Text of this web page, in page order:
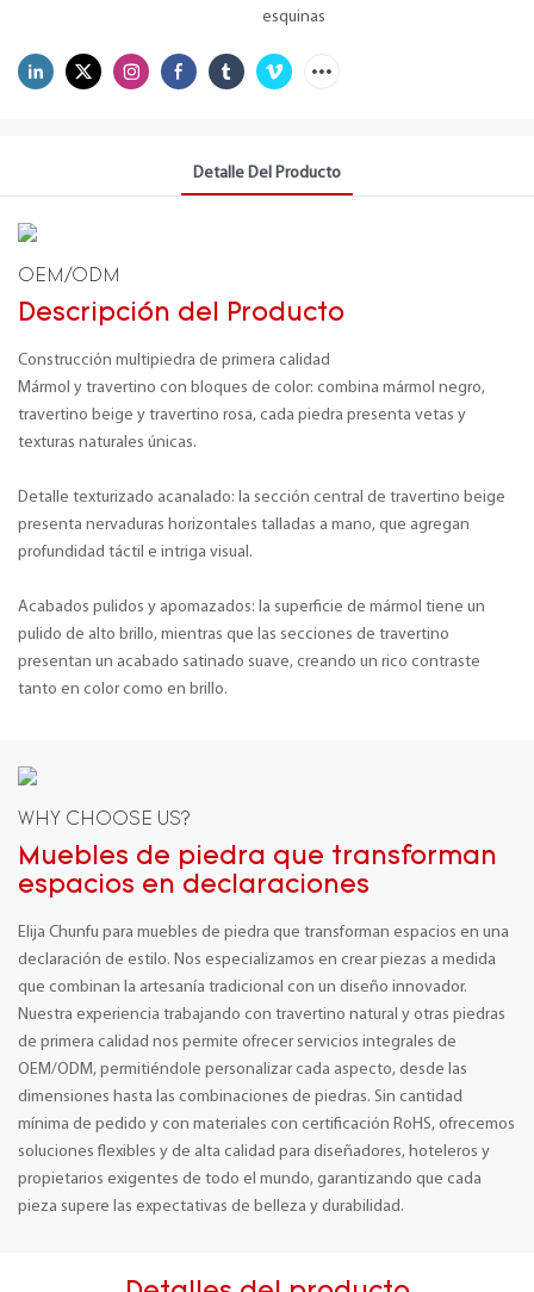
esquinas
Detalle Del Producto
OEM/ODM
Descripción del Producto
Construcción multipiedra de primera calidad
Mármol y travertino con bloques de color: combina mármol negro,
travertino beige y travertino rosa, cada piedra presenta vetas y
texturas naturales únicas.
Detalle texturizado acanalado: la sección central de travertino beige
presenta nervaduras horizontales talladas a mano, que agregan
profundidad táctil e intriga visual.
Acabados pulidos y apomazados: la superficie de mármol tiene un
pulido de alto brillo, mientras que las secciones de travertino
presentan un acabado satinado suave, creando un rico contraste
tanto en color como en brillo.
WHY CHOOSE US?
Muebles de piedra que transforman
espacios en declaraciones
Elija Chunfu para muebles de piedra que transforman espacios en una
declaración de estilo. Nos especializamos en crear piezas a medida
que combinan la artesanía tradicional con un diseño innovador.
Nuestra experiencia trabajando con travertino natural y otras piedras
de primera calidad nos permite ofrecer servicios integrales de
OEM/ODM, permitiéndole personalizar cada aspecto, desde las
dimensiones hasta las combinaciones de piedras. Sin cantidad
mínima de pedido y con materiales con certificación RoHS, ofrecemos
soluciones flexibles y de alta calidad para diseñadores, hoteleros y
propietarios exigentes de todo el mundo, garantizando que cada
pieza supere las expectativas de belleza y durabilidad.